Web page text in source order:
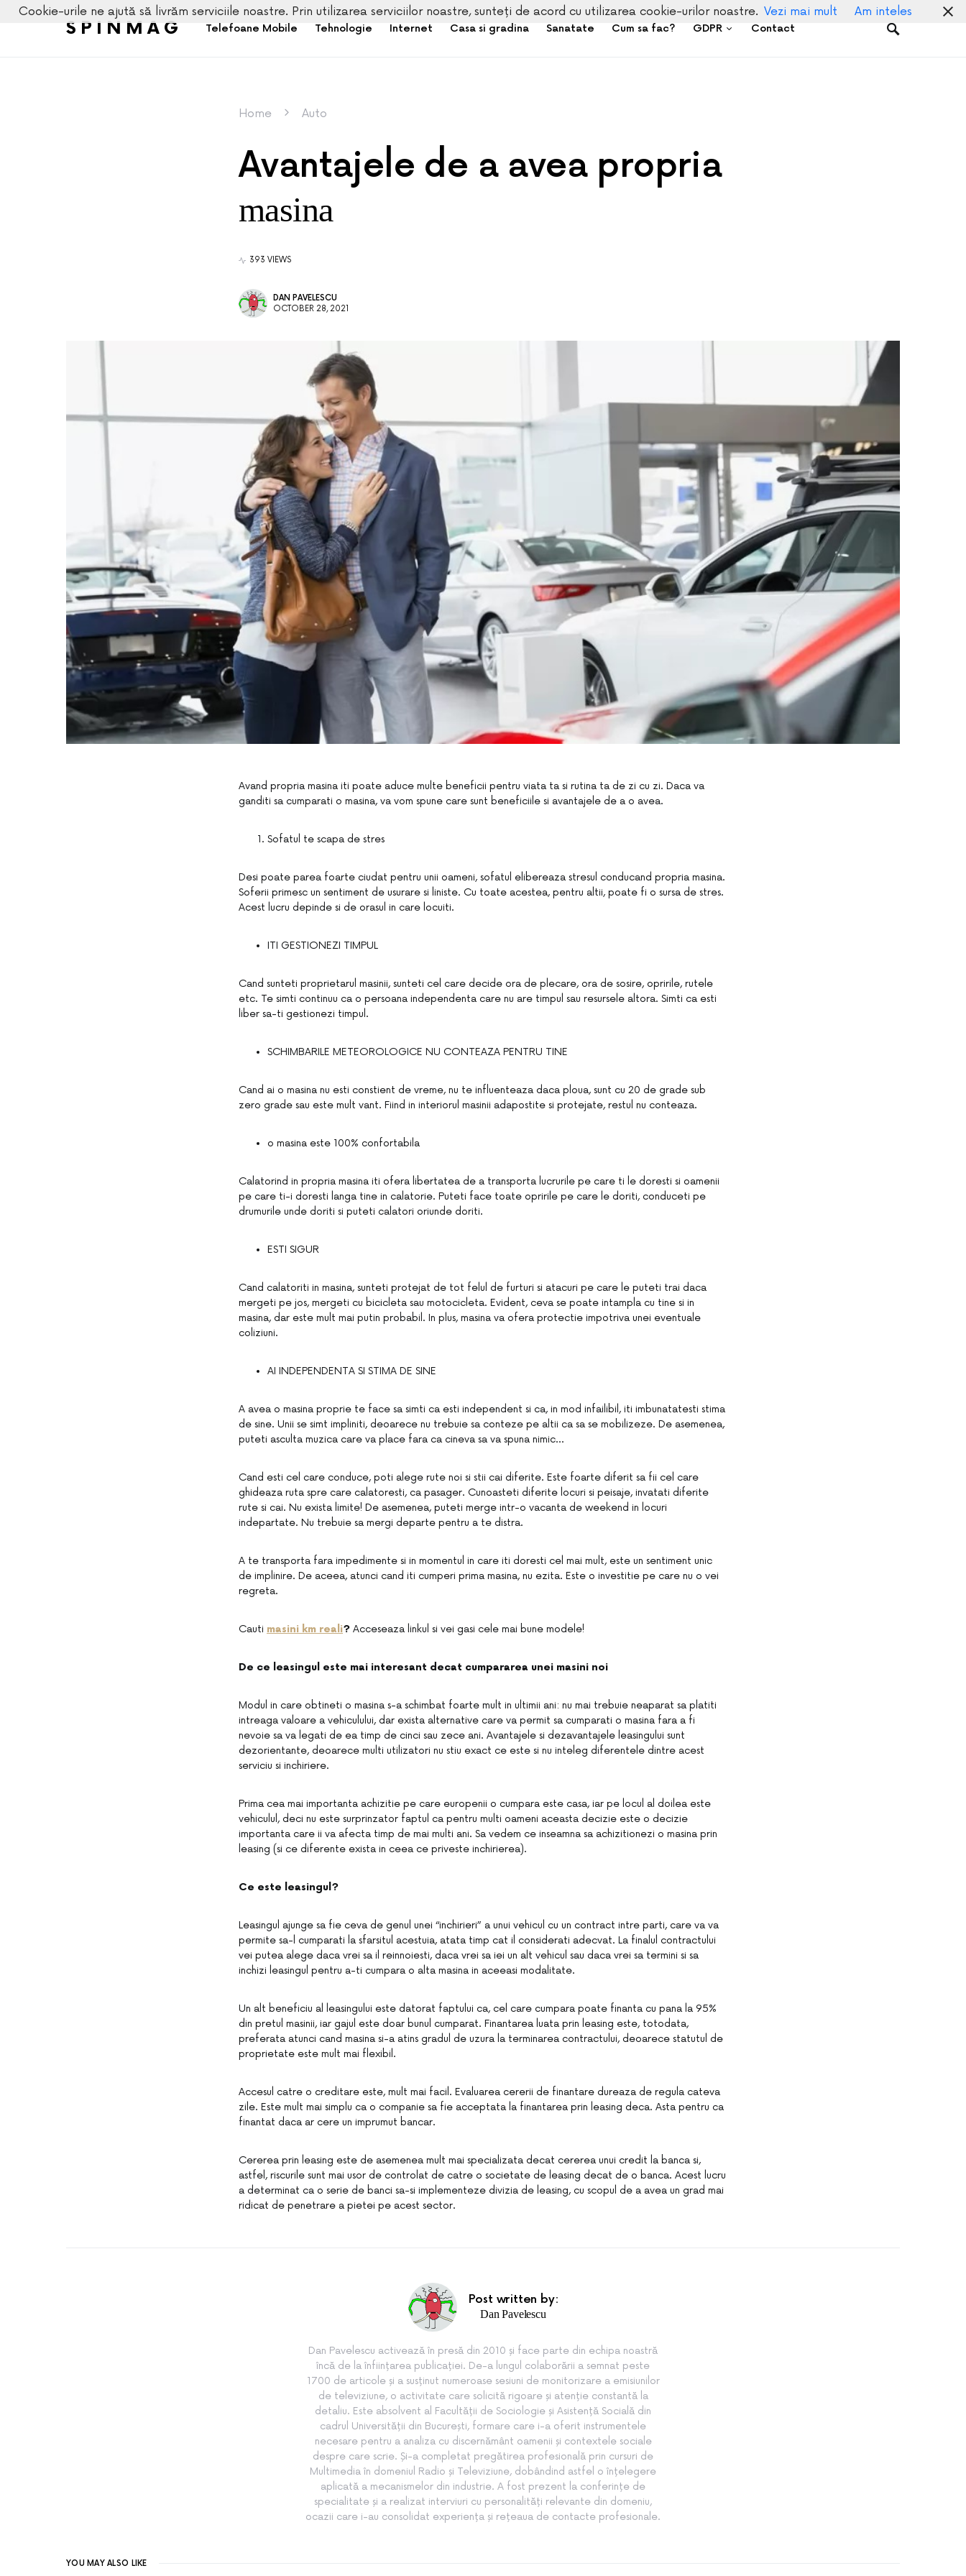
SPINMAG Telefoane Mobile Tehnologie Internet Casa si gradina Sanatate Cum sa fac? GDPR Contact
Home Auto
Avantajele de a avea propria
masina
393 VIEWS
DAN PAVELESCU
OCTOBER 28, 2021
Avand propria masina iti poate aduce multe beneficii pentru viata ta si rutina ta de zi cu zi. Daca va
ganditi sa cumparati o masina, va vom spune care sunt beneficiile si avantajele de a o avea.
Sofatul te scapa de stres
Desi poate parea foarte ciudat pentru unii oameni, sofatul elibereaza stresul conducand propria masina.
Soferii primesc un sentiment de usurare si liniste. Cu toate acestea, pentru altii, poate fi o sursa de stres.
Acest lucru depinde si de orasul in care locuiti.
ITI GESTIONEZI TIMPUL
Cand sunteti proprietarul masinii, sunteti cel care decide ora de plecare, ora de sosire, opririle, rutele
etc. Te simti continuu ca o persoana independenta care nu are timpul sau resursele altora. Simti ca esti
liber sa-ti gestionezi timpul.
SCHIMBARILE METEOROLOGICE NU CONTEAZA PENTRU TINE
Cand ai o masina nu esti constient de vreme, nu te influenteaza daca ploua, sunt cu 20 de grade sub
zero grade sau este mult vant. Fiind in interiorul masinii adapostite si protejate, restul nu conteaza.
o masina este 100% confortabila
Calatorind in propria masina iti ofera libertatea de a transporta lucrurile pe care ti le doresti si oamenii
pe care ti-i doresti langa tine in calatorie. Puteti face toate opririle pe care le doriti, conduceti pe
drumurile unde doriti si puteti calatori oriunde doriti.
ESTI SIGUR
Cand calatoriti in masina, sunteti protejat de tot felul de furturi si atacuri pe care le puteti trai daca
mergeti pe jos, mergeti cu bicicleta sau motocicleta. Evident, ceva se poate intampla cu tine si in
masina, dar este mult mai putin probabil. In plus, masina va ofera protectie impotriva unei eventuale
coliziuni.
AI INDEPENDENTA SI STIMA DE SINE
A avea o masina proprie te face sa simti ca esti independent si ca, in mod infailibil, iti imbunatatesti stima
de sine. Unii se simt impliniti, deoarece nu trebuie sa conteze pe altii ca sa se mobilizeze. De asemenea,
puteti asculta muzica care va place fara ca cineva sa va spuna nimic…
Cand esti cel care conduce, poti alege rute noi si stii cai diferite. Este foarte diferit sa fii cel care
ghideaza ruta spre care calatoresti, ca pasager. Cunoasteti diferite locuri si peisaje, invatati diferite
rute si cai. Nu exista limite! De asemenea, puteti merge intr-o vacanta de weekend in locuri
indepartate. Nu trebuie sa mergi departe pentru a te distra.
A te transporta fara impedimente si in momentul in care iti doresti cel mai mult, este un sentiment unic
de implinire. De aceea, atunci cand iti cumperi prima masina, nu ezita. Este o investitie pe care nu o vei
regreta.
Cauti masini km reali? Acceseaza linkul si vei gasi cele mai bune modele!
De ce leasingul este mai interesant decat cumpararea unei masini noi
Modul in care obtineti o masina s-a schimbat foarte mult in ultimii ani: nu mai trebuie neaparat sa platiti
intreaga valoare a vehiculului, dar exista alternative care va permit sa cumparati o masina fara a fi
nevoie sa va legati de ea timp de cinci sau zece ani. Avantajele si dezavantajele leasingului sunt
dezorientante, deoarece multi utilizatori nu stiu exact ce este si nu inteleg diferentele dintre acest
serviciu si inchiriere.
Prima cea mai importanta achizitie pe care europenii o cumpara este casa, iar pe locul al doilea este
vehiculul, deci nu este surprinzator faptul ca pentru multi oameni aceasta decizie este o decizie
importanta care ii va afecta timp de mai multi ani. Sa vedem ce inseamna sa achizitionezi o masina prin
leasing (si ce diferente exista in ceea ce priveste inchirierea).
Ce este leasingul?
Leasingul ajunge sa fie ceva de genul unei “inchirieri” a unui vehicul cu un contract intre parti, care va va
permite sa-l cumparati la sfarsitul acestuia, atata timp cat il considerati adecvat. La finalul contractului
vei putea alege daca vrei sa il reinnoiesti, daca vrei sa iei un alt vehicul sau daca vrei sa termini si sa
inchizi leasingul pentru a-ti cumpara o alta masina in aceeasi modalitate.
Un alt beneficiu al leasingului este datorat faptului ca, cel care cumpara poate finanta cu pana la 95%
din pretul masinii, iar gajul este doar bunul cumparat. Finantarea luata prin leasing este, totodata,
preferata atunci cand masina si-a atins gradul de uzura la terminarea contractului, deoarece statutul de
proprietate este mult mai flexibil.
Accesul catre o creditare este, mult mai facil. Evaluarea cererii de finantare dureaza de regula cateva
zile. Este mult mai simplu ca o companie sa fie acceptata la finantarea prin leasing deca. Asta pentru ca
finantat daca ar cere un imprumut bancar.
Cererea prin leasing este de asemenea mult mai specializata decat cererea unui credit la banca si,
astfel, riscurile sunt mai usor de controlat de catre o societate de leasing decat de o banca. Acest lucru
a determinat ca o serie de banci sa-si implementeze divizia de leasing, cu scopul de a avea un grad mai
ridicat de penetrare a pietei pe acest sector.
Post written by:
Dan Pavelescu
Dan Pavelescu activează în presă din 2010 și face parte din echipa noastră
încă de la înființarea publicației. De-a lungul colaborării a semnat peste
1700 de articole și a susținut numeroase sesiuni de monitorizare a emisiunilor
de televiziune, o activitate care solicită rigoare și atenție constantă la
detaliu. Este absolvent al Facultății de Sociologie și Asistență Socială din
cadrul Universității din București, formare care i-a oferit instrumentele
necesare pentru a analiza cu discernământ oamenii și contextele sociale
despre care scrie. Și-a completat pregătirea profesională prin cursuri de
Multimedia în domeniul Radio și Televiziune, dobândind astfel o înțelegere
aplicată a mecanismelor din industrie. A fost prezent la conferințe de
specialitate și a realizat interviuri cu personalități relevante din domeniu,
ocazii care i-au consolidat experiența și rețeaua de contacte profesionale.
YOU MAY ALSO LIKE
Cookie-urile ne ajută să livrăm serviciile noastre. Prin utilizarea serviciilor noastre, sunteți de acord cu utilizarea cookie-urilor noastre. Vezi mai mult Am inteles